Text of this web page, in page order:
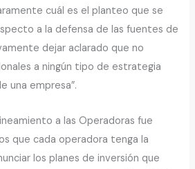
cuál es el planteo que se
a la defensa de las fuentes de
dejar aclarado que no
a ningún tipo de estrategia
una empresa”.
a las Operadoras fue
que cada operadora tenga la
los planes de inversión que